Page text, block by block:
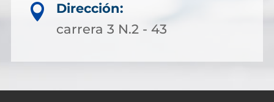

Dirección:
carrera 3 N.2 - 43